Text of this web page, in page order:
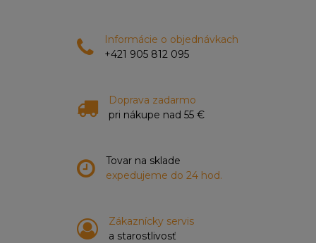
Informácie o objednávkach
+421 905 812 095
Doprava zadarmo
pri nákupe nad 55 €
Tovar na sklade
expedujeme do 24 hod.
Zákaznícky servis
a starostlivosť